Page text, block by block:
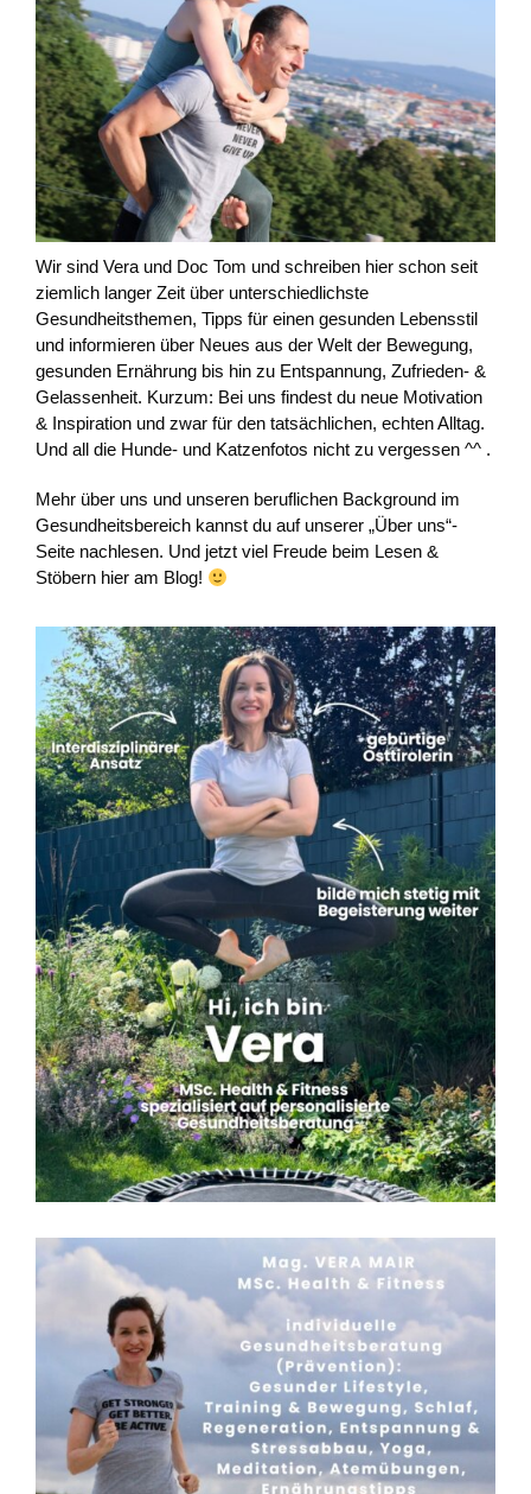
Wir sind Vera und Doc Tom und schreiben hier schon seit
ziemlich langer Zeit über unterschiedlichste
Gesundheitsthemen, Tipps für einen gesunden Lebensstil
und informieren über Neues aus der Welt der Bewegung,
gesunden Ernährung bis hin zu Entspannung, Zufrieden- &
Gelassenheit. Kurzum: Bei uns findest du neue Motivation
& Inspiration und zwar für den tatsächlichen, echten Alltag.
Und all die Hunde- und Katzenfotos nicht zu vergessen ^^ .
Mehr über uns und unseren beruflichen Background im
Gesundheitsbereich kannst du auf unserer „Über uns“-
Seite nachlesen. Und jetzt viel Freude beim Lesen &
Stöbern hier am Blog!